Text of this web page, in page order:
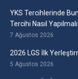
YKS Tercihlerinde
Tercihi Nasıl
7 Ağustos 2026
2026 LGS İlk
5 Ağustos 2026